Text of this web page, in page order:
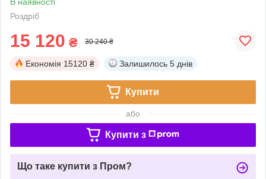
Роздріб
15 120 ₴ 30 240 ₴
Економія 15120 ₴ Залишилось 5 днів
Купити
або
Купити з
Що таке купити з Пром?